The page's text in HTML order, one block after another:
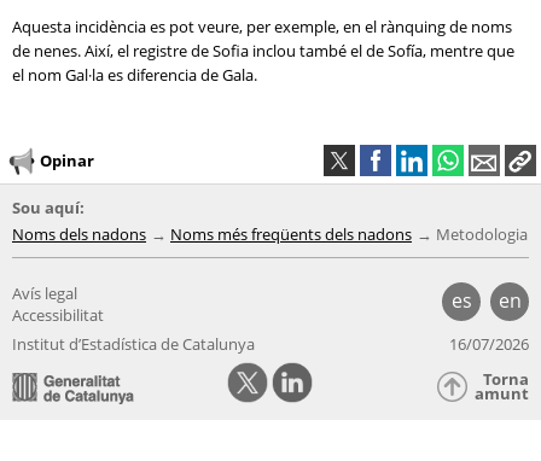
Aquesta incidència es pot veure, per exemple, en el rànquing de noms
de nenes. Així, el registre de Sofia inclou també el de Sofía, mentre que
el nom Gal·la es diferencia de Gala.
Opinar
Sou aquí:
Noms dels nadons
Noms més freqüents dels nadons Metodologia
es en
Avís legal
Accessibilitat
Institut d’Estadística de Catalunya
16/07/2026
Torna
amunt